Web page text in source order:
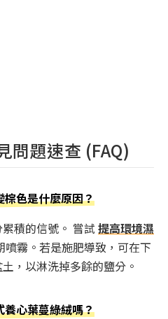
問題速查 (FAQ)
棕色是什麼原因？
積的信號。 嘗試 提高環境濕
噴霧。若是施肥導致，可在下
，以淋洗掉多餘的鹽分。
養心葉蔓綠絨嗎？